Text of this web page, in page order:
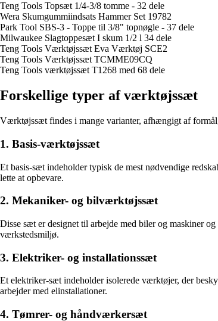
Teng Tools Topsæt 1/4-3/8 tomme - 32 dele
Wera Skumgummiindsats Hammer Set 19782
Park Tool SBS-3 - Toppe til 3/8" topnøgle - 37 dele
Milwaukee Slagtoppesæt I skum 1/2 l 34 dele
Teng Tools Værktøjssæt Eva Værktøj SCE2
Teng Tools Værktøjssæt TCMME09CQ
Teng Tools værktøjssæt T1268 med 68 dele
Forskellige typer af værktøjssæt
Værktøjssæt findes i mange varianter, afhængigt af
1. Basis-værktøjssæt
Et basis-sæt indeholder typisk de mest nødvendige
lette at opbevare.
2. Mekaniker- og bilværktøjssæt
Disse sæt er designet til arbejde med biler og maskiner
værkstedsmiljø.
3. Elektriker- og installationssæt
Et elektriker-sæt indeholder isolerede værktøjer, der
arbejder med elinstallationer.
4. Tømrer- og håndværkersæt